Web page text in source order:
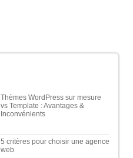
Thèmes WordPress sur mesure
vs Template : Avantages &
Inconvénients
5 critères pour choisir une agence
web